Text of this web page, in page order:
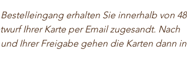
erhalten Sie innerhalb von 48
Ihrer Karte per Email zugesandt. Nach
Ihrer Freigabe gehen die Karten dann in